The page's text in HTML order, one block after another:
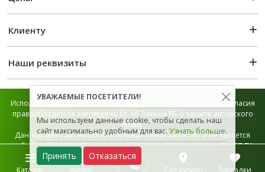
Клиенту
Наши реквизиты
Использование графической и текстовой информации без согласия
правообладателя запрещено Ст. 56 Закона РБ о защите авторского
права.
Данный веб-сайт носит информационный характер и не является
публичной офертой, которая определяется положением Ст. 407 ГК
РБ.
Карта сайта
Каталог Акция! Где купить Закладки
УВАЖАЕМЫЕ ПОСЕТИТЕЛИ!
Мы используем данные cookie, чтобы сделать наш
сайт максимально удобным для вас. Узнать больше.
Принять Отказаться